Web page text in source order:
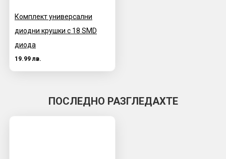
Комплект универсални
диодни крушки с 18 SMD
диода
19.99 лв.
ПОСЛЕДНО РАЗГЛЕДАХТЕ